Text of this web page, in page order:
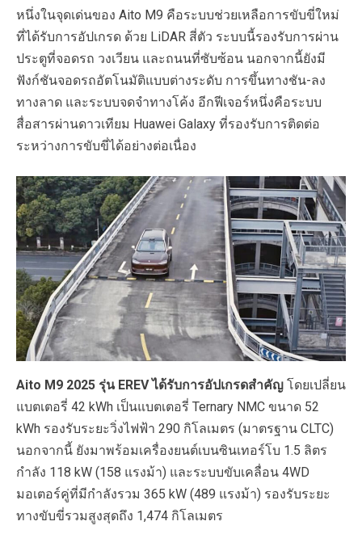
หนึ่งในจุดเด่นของ Aito M9 คือระบบช่วยเหลือการขับขี่ใหม่
ที่ได้รับการอัปเกรด ด้วย LiDAR สี่ตัว ระบบนี้รองรับการผ่าน
ประตูที่จอดรถ วงเวียน และถนนที่ซับซ้อน นอกจากนี้ยังมี
ฟังก์ชันจอดรถอัตโนมัติแบบต่างระดับ การขึ้นทางชัน-ลง
ทางลาด และระบบจดจำทางโค้ง อีกฟีเจอร์หนึ่งคือระบบ
สื่อสารผ่านดาวเทียม Huawei Galaxy ที่รองรับการติดต่อ
ระหว่างการขับขี่ได้อย่างต่อเนื่อง
Aito M9 2025 รุ่น EREV ได้รับการอัปเกรดสำคัญ โดยเปลี่ยน
แบตเตอรี่ 42 kWh เป็นแบตเตอรี่ Ternary NMC ขนาด 52
kWh รองรับระยะวิ่งไฟฟ้า 290 กิโลเมตร (มาตรฐาน CLTC)
นอกจากนี้ ยังมาพร้อมเครื่องยนต์เบนซินเทอร์โบ 1.5 ลิตร
กำลัง 118 kW (158 แรงม้า) และระบบขับเคลื่อน 4WD
มอเตอร์คู่ที่มีกำลังรวม 365 kW (489 แรงม้า) รองรับระยะ
ทางขับขี่รวมสูงสุดถึง 1,474 กิโลเมตร